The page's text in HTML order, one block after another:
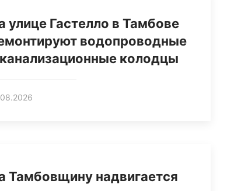
улице Гастелло в Тамбове
водопроводные
колодцы
Тамбовщину надвигается